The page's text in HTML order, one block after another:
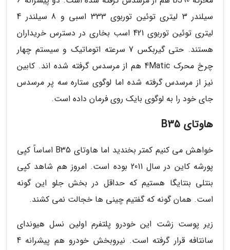
سیلندر 3 لیتری توئین توربوی 333 اسبی و 8 سیلندر 4
لیتری توئین توربوی 421 اسب بخاری در دسترس خریداران
هستند. حتی گیربکس 7 سرعته اتوماتیک و سیستم چهار
چرخ محرک 4Matic هم از مرسدس گرفته شده اند. کابین
نیز از مرسدس گرفته شده اما لوگوی ستاره سه پر مرسدس
جای خود را به لوگوی بایک روی فرمان داده است.
هاوتای B35
خواهش می کنیم کمتر بخندید اما هاوتای B35 اساساً کپی
پورشه کاین در سال 2011 بوده است. امروز هم شاهد کپی
بنتلی بنتایگا هستیم که حداقل در بخش جلو این گونه
است. همان گونه که گفتیم چینی ها خجالت نمی کشند.
زیر پوست زشت این خودرو پلتفرم اولین نسل هیوندای
سانتافه قرار گرفته است. نیروبخش خودرو هم پیشرانه 4